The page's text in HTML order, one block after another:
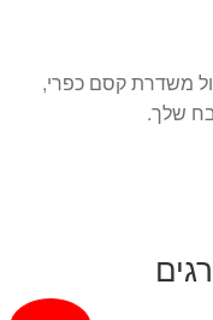
משדרת קסם כפרי,
שלך.